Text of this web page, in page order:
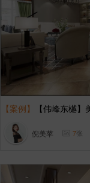
【案例】 【伟峰东樾
倪美苹 7张